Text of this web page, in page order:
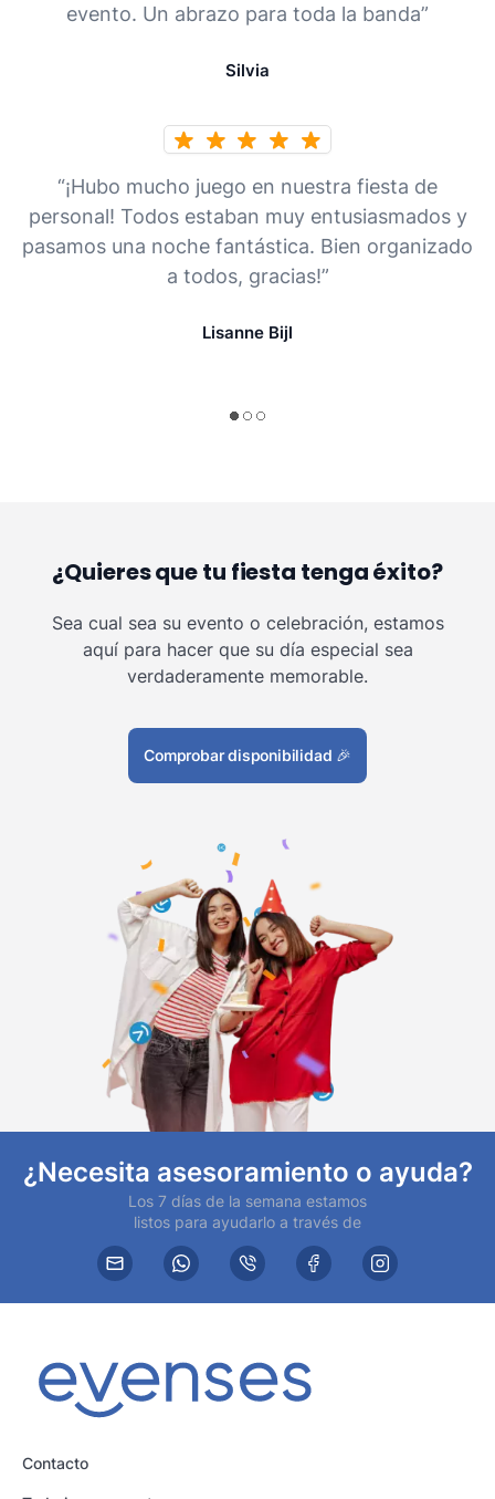
evento. Un abrazo para toda la banda”
Silvia
“¡Hubo mucho juego en nuestra fiesta de
personal! Todos estaban muy entusiasmados y
pasamos una noche fantástica. Bien organizado
a todos, gracias!”
Lisanne Bijl
¿Quieres que tu fiesta tenga éxito?
Sea cual sea su evento o celebración, estamos
aquí para hacer que su día especial sea
verdaderamente memorable.
Comprobar disponibilidad 🎉
¿Necesita asesoramiento o ayuda?
Los 7 días de la semana estamos
listos para ayudarlo a través de
Contacto